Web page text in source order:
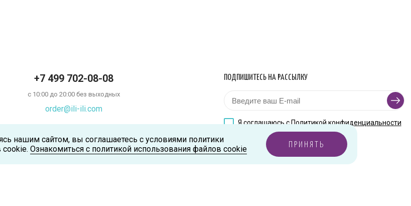
+7 499 702-08-08
с 10:00 до 20:00 без выходных
order@ili-ili.com
ПОДПИШИТЕСЬ НА РАССЫЛКУ
Я соглашаюсь сПолитикой конфиденциальности
нашим сайтом, вы соглашаетесь с условиями политики
Ознакомиться с политикой использования файлов cookie ПРИНЯТЬ